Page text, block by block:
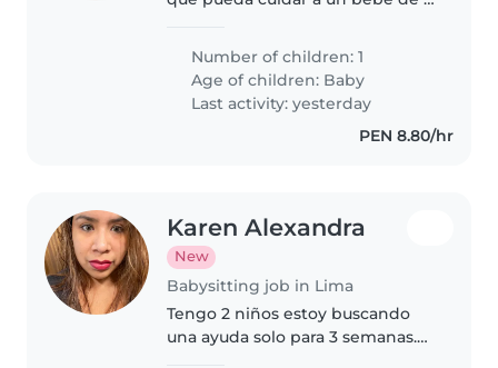
Estamos buscando una niñera
que pueda cuidarlo de lunes..
Number of children: 1
Age of children: Baby
Last activity: yesterday
PEN 8.80/hr
Karen Alexandra
New
Babysitting job in Lima
Tengo 2 niños estoy buscando
una ayuda solo para 3 semanas.